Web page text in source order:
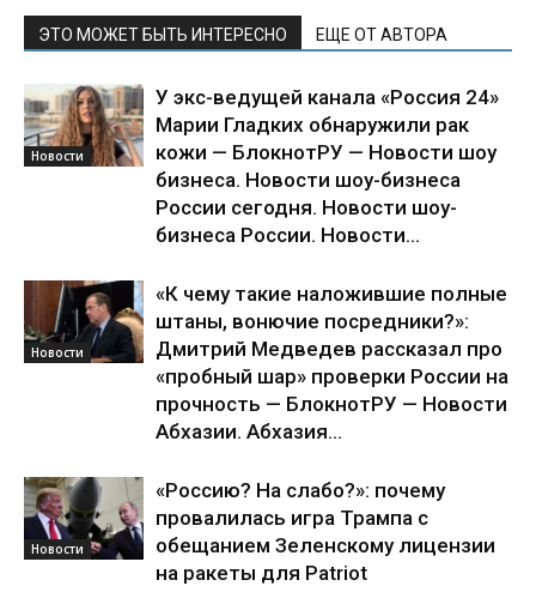
ЭТО МОЖЕТ БЫТЬ ИНТЕРЕСНО ЕЩЕ ОТ АВТОРА
Новости
У экс-ведущей канала «Россия 24»
Марии Гладких обнаружили рак
кожи — БлокнотРУ — Новости шоу
бизнеса. Новости шоу-бизнеса
России сегодня. Новости шоу-
бизнеса России. Новости...
Новости
«К чему такие наложившие полные
штаны, вонючие посредники?»:
Дмитрий Медведев рассказал про
«пробный шар» проверки России на
прочность — БлокнотРУ — Новости
Абхазии. Абхазия...
Новости
«Россию? На слабо?»: почему
провалилась игра Трампа с
обещанием Зеленскому лицензии
на ракеты для Patriot